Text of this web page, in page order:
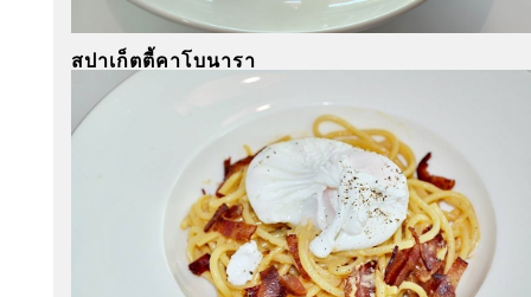
สปาเก็ตตี้คาโบนารา